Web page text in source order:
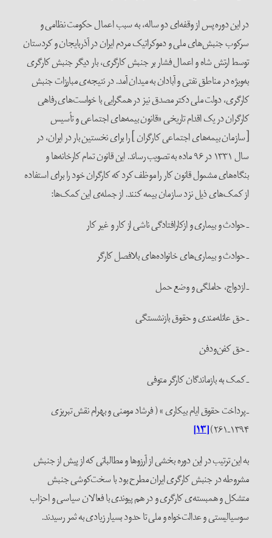
در این دوره پس از وقفه‌ای دو ساله، به سبب اعمال حکومت نظامی و
سرکوب جنبش‌های ملی و دموکراتیک مردم ایران در آذربایجان و کردستان
توسط ارتش شاه و اعمال فشار بر جنبش کارگری، بار دیگر جنبش کارگری
به‌ویژه در مناطق نفتی و آبادان به میدان آمد. در نتیجه‌ی مبارزات جنبش
کارگری، دولت ملی دکتر مصدق نیز در همگرایی با خواست‌های رفاهی
کارگران در یک اقدام تاریخی «قانون بیمه‌های اجتماعی و تأسیس
[سازمان بیمه‌های اجتماعی کارگران ] را برای نخستین بار در ایران، در
سال ۱۳۳۱ در ۹۶ ماده به تصویب رساند. این قانون تمام کارخانه‌ها و
بنگاه‌های مشمول قانون کار را موظف کرد که کارگران خود را برای استفاده
از کمک‌های ذیل نزد سازمان بیمه کنند. از جمله‌ی این کمک‌ها:
ـ حوادث و بیماری و ازکارافتادگی ناشی از کار و غیر کار
ـ حوادث و بیماری‌های خانواده‌های بلافصل کارگر
ـ ازدواج، حاملگی و وضع حمل
ـ حق عائله‌مندی و حقوق بازنشستگی
ـ حق کفن‌و‌دفن
ـ کمک به بازماندگان کارگر متوفی
ـ پرداخت حقوق ایام بیکاری » ( فرشاد مومنی و بهرام نقش تبریزی
۱۳۹۴ـ۲۶۱)
[۱۳]
به این ترتیب در این دوره بخشی از آرزوها و مطالباتی که از پیش از جنبش
مشروطه در جنبش کارگری ایران مطرح بود با سخت‌کوشی جنبش
متشکل و همبسته‌ی کارگری و در هم پیوندی با فعالان سیاسی و احزاب
سوسیالیستی و عدالت‌خواه و ملی تا حدود بسیار زیادی به ثمر رسیدند.